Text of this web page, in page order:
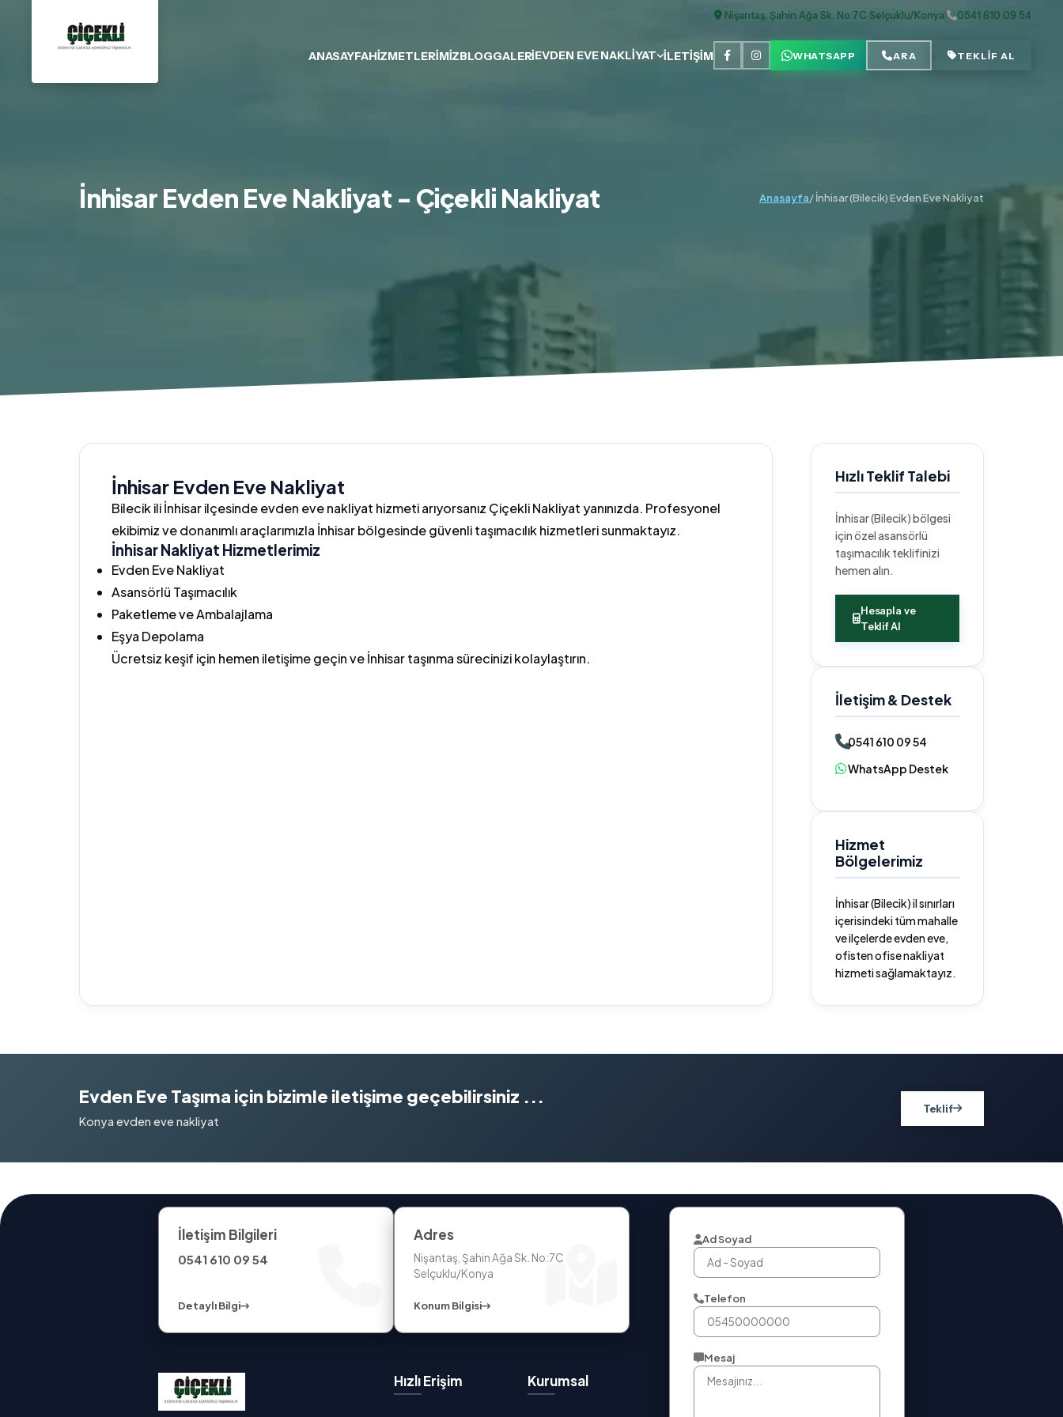
Nişantaş, Şahin Ağa Sk. No:7C Selçuklu/Konya 0541 610 09 54
ANASAYFAHIZMETLERIMIZBLOGGALERIEVDEN EVE NAKLIYAT İLETIŞIM WHATSAPP ARA TEKLİF AL
İnhisar Evden Eve Nakliyat - Çiçekli Nakliyat Anasayfa/ İnhisar (Bilecik) Evden Eve Nakliyat
İnhisar Evden Eve Nakliyat
Bilecik ili İnhisar ilçesinde evden eve nakliyat hizmeti arıyorsanız Çiçekli Nakliyat yanınızda. Profesyonel
ekibimiz ve donanımlı araçlarımızla İnhisar bölgesinde güvenli taşımacılık hizmetleri sunmaktayız.
İnhisar Nakliyat Hizmetlerimiz
Evden Eve Nakliyat
Asansörlü Taşımacılık
Paketleme ve Ambalajlama
Eşya Depolama
Ücretsiz keşif için hemen iletişime geçin ve İnhisar taşınma sürecinizi kolaylaştırın.
Hızlı Teklif Talebi
İnhisar (Bilecik) bölgesi
için özel asansörlü
taşımacılık teklifinizi
hemen alın.
Hesapla ve
Teklif Al
İletişim & Destek
0541 610 09 54
WhatsApp Destek
Hizmet
Bölgelerimiz
İnhisar (Bilecik) il sınırları
içerisindeki tüm mahalle
ve ilçelerde evden eve,
ofisten ofise nakliyat
hizmeti sağlamaktayız.
Evden Eve Taşıma için bizimle iletişime geçebilirsiniz ...
Konya evden eve nakliyat
Teklif
İletişim Bilgileri
0541 610 09 54
Detaylı Bilgi
Adres
Nişantaş, Şahin Ağa Sk. No:7C
Selçuklu/Konya
Konum Bilgisi
Hızlı Erişim Kurumsal
Ad Soyad
Telefon
Mesaj